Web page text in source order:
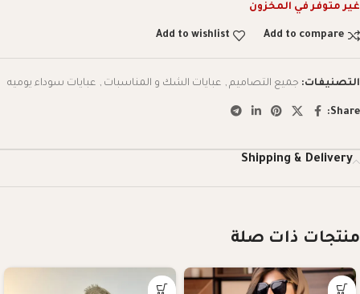
غير متوفر في المخزون
Add to compare
Add to wishlist
التصنيفات: جميع التصاميم , عبايات الشك و المناسبات , عبايات سوداء يوميه
Share:
Shipping & Delivery
منتجات ذات صلة